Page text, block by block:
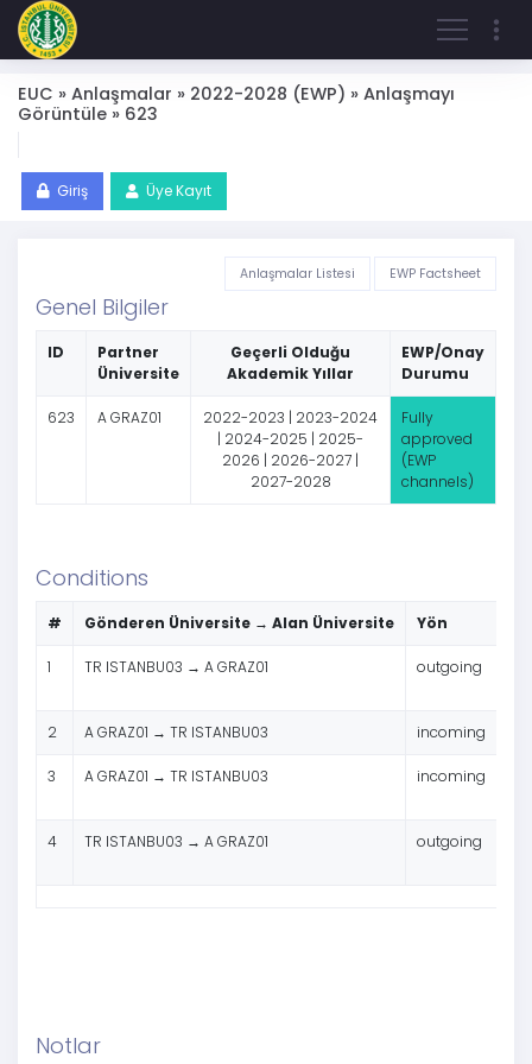
EUC » Anlaşmalar » 2022-2028 (EWP) » Anlaşmayı
Görüntüle » 623
Giriş Üye Kayıt
Anlaşmalar Listesi EWP Factsheet
Genel Bilgiler
ID
Partner
Üniversite
Geçerli Olduğu
Akademik Yıllar
EWP/Onay
Durumu
623 A GRAZ01
2022-2023 | 2023-2024
| 2024-2025 | 2025-
2026 | 2026-2027 |
2027-2028
Fully
approved
(EWP
channels)
Conditions
# Gönderen Üniversite → Alan Üniversite Yön
1 TR ISTANBU03 → A GRAZ01 outgoing
2 A GRAZ01 → TR ISTANBU03 incoming
3 A GRAZ01 → TR ISTANBU03 incoming
4 TR ISTANBU03 → A GRAZ01 outgoing
Notlar